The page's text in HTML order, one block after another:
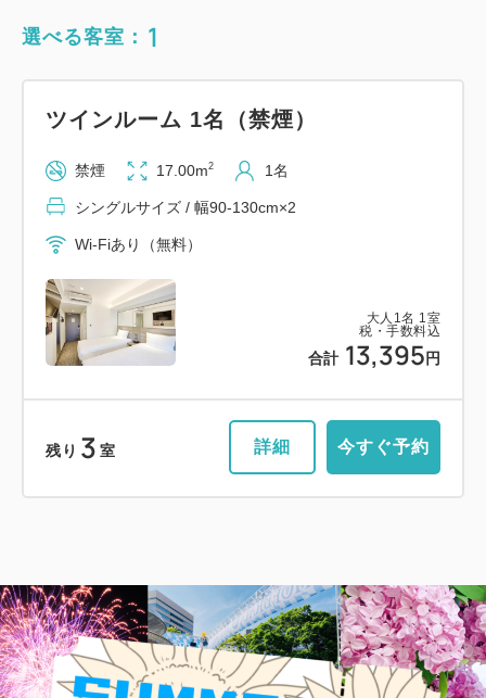
選べる客室： 1
大人 1名 1室
税・手数料込
合計 13,395 円
ツインルーム 1名（禁煙）
禁煙 17.00m2 1名
シングルサイズ / 幅90-130cm×2
Wi-Fiあり（無料）
残り 3 室 詳細 今すぐ予約